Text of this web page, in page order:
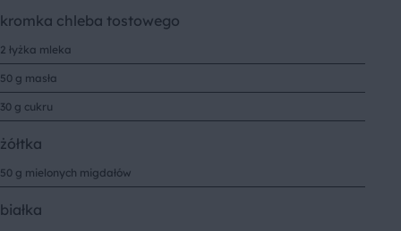
kromka chleba tostowego
2 łyżka mleka
50 g masła
30 g cukru
żółtka
50 g mielonych migdałów
białka